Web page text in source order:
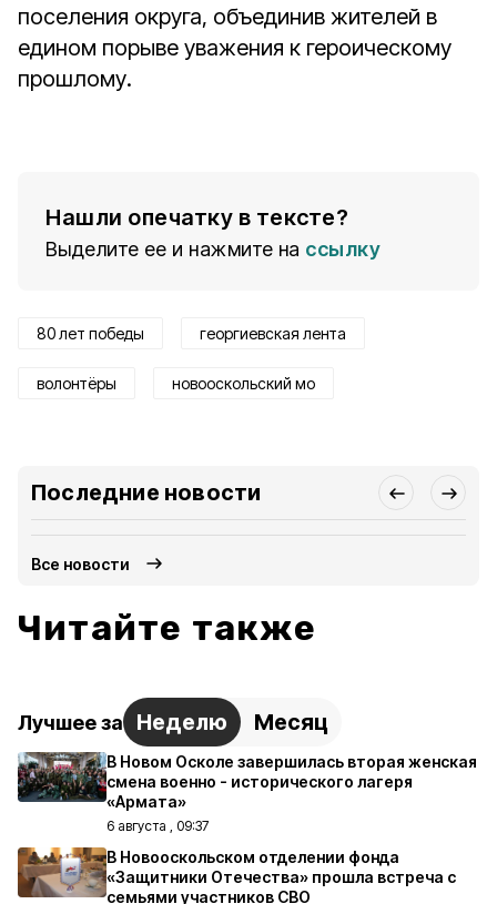
поселения округа, объединив жителей в
едином порыве уважения к героическому
прошлому.
Нашли опечатку в тексте?
Выделите ее и нажмите на ссылку
80 лет победы георгиевская лента
волонтёры новооскольский мо
Последние новости
Все новости
Читайте также
Лучшее за Неделю Месяц
В Новом Осколе завершилась вторая женская
смена военно - исторического лагеря
«Армата»
6 августа , 09:37
В Новооскольском отделении фонда
«Защитники Отечества» прошла встреча с
семьями участников СВО